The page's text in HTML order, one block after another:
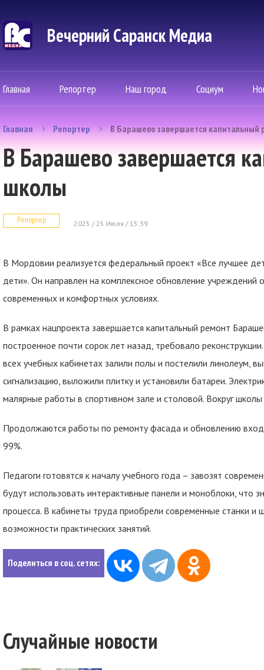
Вечерний Саранск Mедиа
Главная Репортер Наш город Социум
Главная Репортер В Барашево завершается капитальный
В Барашево завершается
школы
Репортер 2025 / 25 Июля / 15:39
В Мордовии реализуется федеральный проект «Все лучшее
дети». Он направлен на комплексное обновление учреждений
современных и комфортных условиях.
В рамках нацпроекта завершается капитальный ремонт
построенное почти сорок лет назад, требовало
всех учебных кабинетах залили полы и постелили линолеум,
сигнализацию, выложили плитку и установили батареи.
малярные работы в спортивном зале и столовой. Вокруг
Продолжаются работы по ремонту фасада и обновлению
99%.
Педагоги готовятся к началу учебного года – завозят
будут использовать интерактивные панели и моноблоки, что
процесса. В кабинеты труда приобрели современные станки
возможности практических занятий.
Поделиться в соц. сетях:
Случайные новости